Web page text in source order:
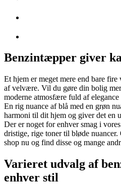
Benzintæpper giver
Et hjem er meget mere end bare
af velvære. Vil du gøre din bolig
moderne atmosfære fuld af
En rig nuance af blå med en grøn
harmoni til dit hjem og giver det en
Der er noget for enhver smag i
dristige, rige toner til bløde
shop nu og find disse og mange
Varieret udvalg af
enhver stil